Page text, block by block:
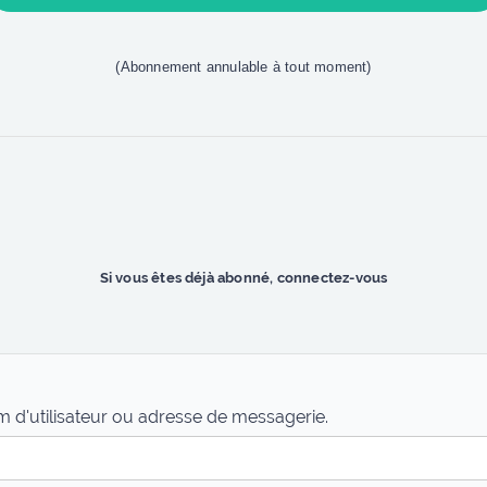
(Abonnement annulable à tout moment)
Si vous êtes déjà abonné, connectez-vous
d'utilisateur ou adresse de messagerie.